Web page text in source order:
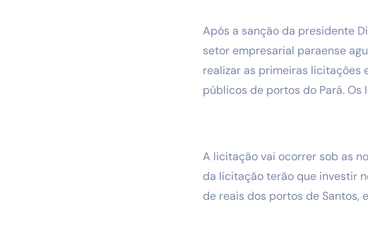
Após a sanção da presidente
setor empresarial paraense
realizar as primeiras licitações
públicos de portos do Pará.
A licitação vai ocorrer sob as
da licitação terão que investir
de reais dos portos de Santos,